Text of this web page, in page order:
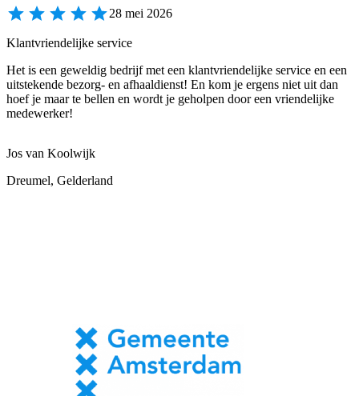
28 mei 2026
Klantvriendelijke service
Het is een geweldig bedrijf met een klantvriendelijke service en een
uitstekende bezorg- en afhaaldienst! En kom je ergens niet uit dan
hoef je maar te bellen en wordt je geholpen door een vriendelijke
medewerker!
Jos van Koolwijk
Dreumel, Gelderland